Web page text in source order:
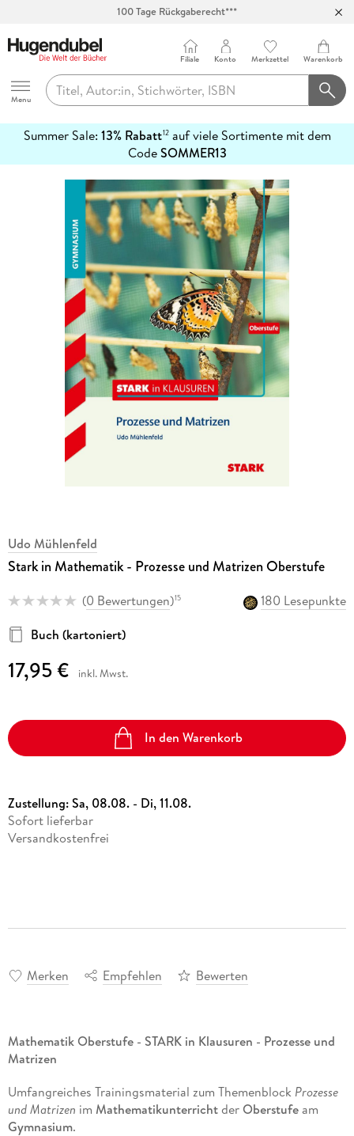
100 Tage Rückgaberecht***
Hugendubel
Menu
Filiale Konto Merkzettel Warenkorb
Summer Sale: 13% Rabatt12auf viele Sortimente mit dem
CodeSOMMER13
erfahren
Udo Mühlenfeld
Stark in Mathematik - Prozesse und Matrizen Oberstufe
(0 Bewertungen)15
180 Lesepunkte
Buch (kartoniert)
17,95 € inkl. Mwst.
In den Warenkorb
Zustellung:Sa, 08.08. - Di, 11.08.
Sofort lieferbar
Versandkostenfrei
Merken Empfehlen Bewerten
Mathematik Oberstufe - STARK in Klausuren - Prozesse und
Matrizen
Umfangreiches Trainingsmaterial zum Themenblock Prozesse
und Matrizen im Mathematikunterrichtder Oberstufeam
Gymnasium.